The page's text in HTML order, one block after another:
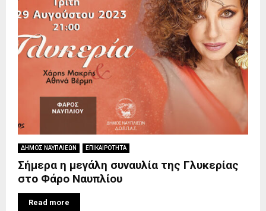
ΔΗΜΟΣ ΝΑΥΠΛΙΕΩΝ ΕΠΙΚΑΙΡΟΤΗΤΑ
Σήμερα η μεγάλη συναυλία της Γλυκερίας
στο Φάρο Ναυπλίου
Read more